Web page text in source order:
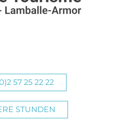
57 25 22 22
STUNDEN